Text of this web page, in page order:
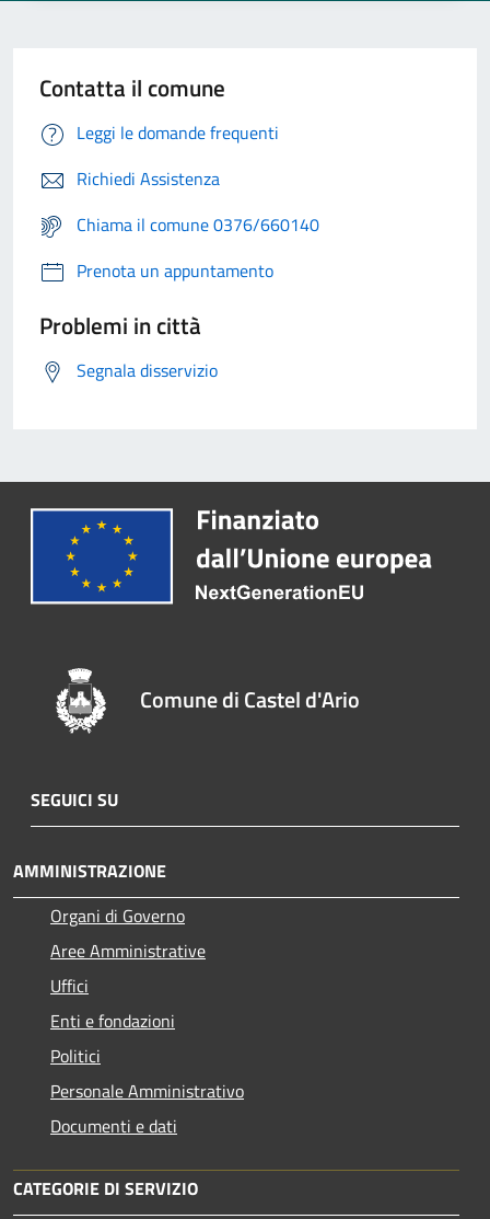
Contatta il comune
Leggi le domande frequenti
Richiedi Assistenza
Chiama il comune 0376/660140
Prenota un appuntamento
Problemi in città
Segnala disservizio
Comune di Castel d'Ario
SEGUICI SU
AMMINISTRAZIONE
Organi di Governo
Aree Amministrative
Uffici
Enti e fondazioni
Politici
Personale Amministrativo
Documenti e dati
CATEGORIE DI SERVIZIO